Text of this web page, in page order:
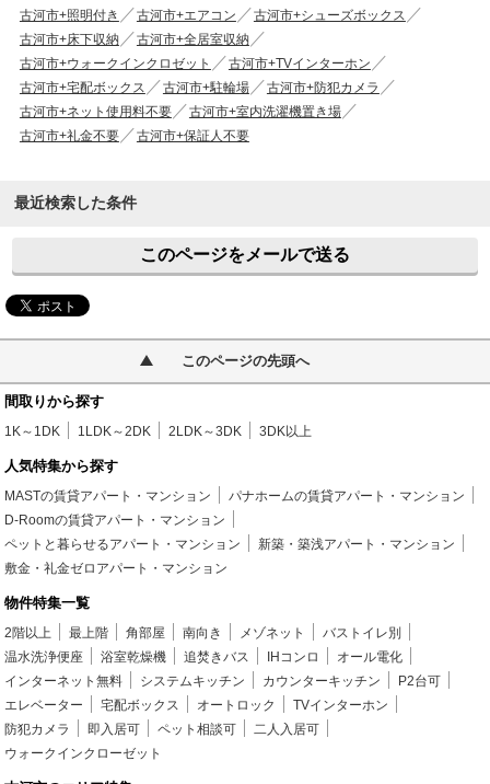
古河市+照明付き
古河市+エアコン
古河市+シューズボックス
古河市+床下収納
古河市+全居室収納
古河市+ウォークインクロゼット
古河市+TVインターホン
古河市+宅配ボックス
古河市+駐輪場
古河市+防犯カメラ
古河市+ネット使用料不要
古河市+室内洗濯機置き場
古河市+礼金不要
古河市+保証人不要
最近検索した条件
このページをメールで送る
このページの先頭へ
間取りから探す
1K～1DK 1LDK～2DK 2LDK～3DK 3DK以上
人気特集から探す
MASTの賃貸アパート・マンション
パナホームの賃貸アパート・マンション
D-Roomの賃貸アパート・マンション
ペットと暮らせるアパート・マンション
新築・築浅アパート・マンション
敷金・礼金ゼロアパート・マンション
物件特集一覧
2階以上 最上階 角部屋 南向き メゾネット
バストイレ別
温水洗浄便座
浴室乾燥機 追焚きバス IHコンロ
オール電化
インターネット無料
システムキッチン カウンターキッチン
P2台可
エレベーター
宅配ボックス オートロック
TVインターホン
防犯カメラ
即入居可 ペット相談可
二人入居可
ウォークインクローゼット